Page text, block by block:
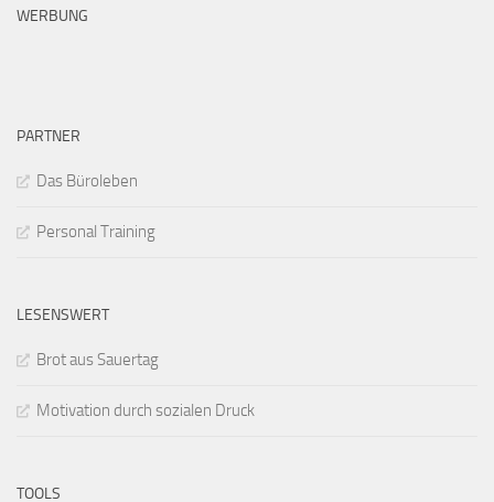
WERBUNG
PARTNER
Das Büroleben
Personal Training
LESENSWERT
Brot aus Sauertag
Motivation durch sozialen Druck
TOOLS